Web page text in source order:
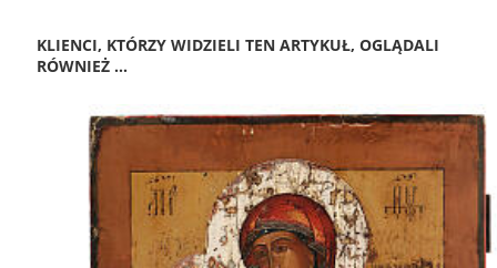
KLIENCI, KTÓRZY WIDZIELI TEN ARTYKUŁ, OGLĄDALI
RÓWNIEŻ ...